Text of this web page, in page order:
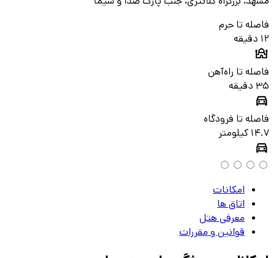
فاصله تا حرم
12 دقیقه
فاصله تا راه‌آهن
35 دقیقه
فاصله تا فرودگاه
14.7 کیلومتر
امکانات
اتاق‌ ها
معرفی هتل
قوانین و مقررات